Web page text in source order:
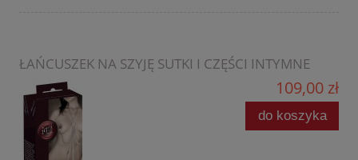
ŁAŃCUSZEK NA SZYJĘ SUTKI I CZĘŚCI INTYMNE
109,00 zł
do koszyka